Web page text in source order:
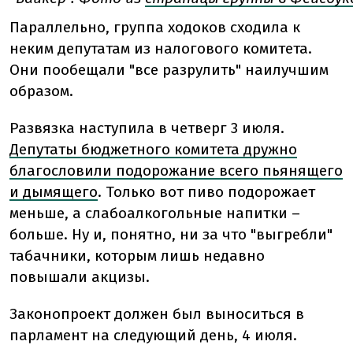
Параллельно, группа ходоков сходила к
неким депутатам из налогового комитета.
Они пообещали "все разрулить" наилучшим
образом.
Развязка наступила в четверг 3 июля.
Депутаты бюджетного комитета дружно
благословили подорожание всего пьянящего
и дымящего. Только вот пиво подорожает
меньше, а слабоалкогольные напитки –
больше. Ну и, понятно, ни за что "выгребли"
табачники, которым лишь недавно
повышали акцизы.
Законопроект должен был выноситься в
парламент на следующий день, 4 июля.